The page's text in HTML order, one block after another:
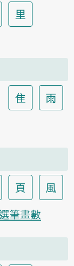
里
隹
雨
頁
風
筆畫數